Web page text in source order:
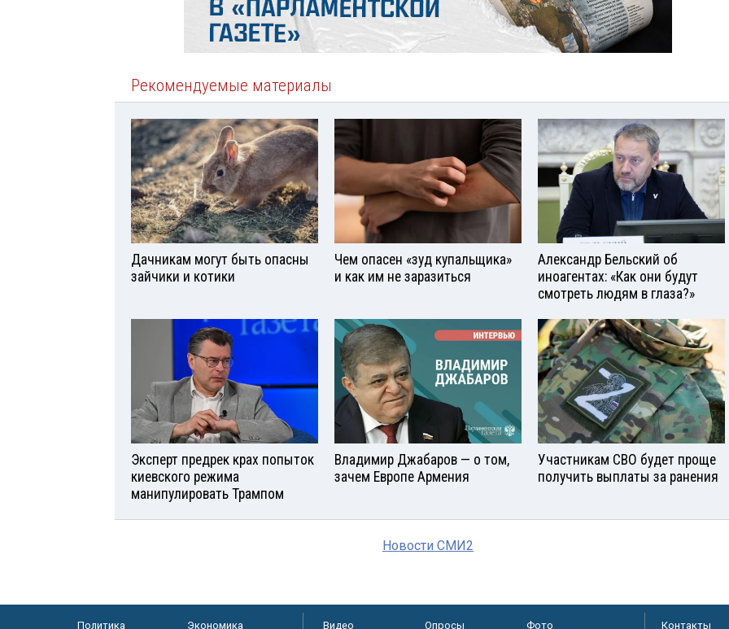
Рекомендуемые материалы
Дачникам могут быть опасны
зайчики и котики
Чем опасен «зуд купальщика»
и как им не заразиться
Александр Бельский об
иноагентах: «Как они будут
смотреть людям в глаза?»
Эксперт предрек крах попыток
киевского режима
манипулировать Трампом
Владимир Джабаров — о том,
зачем Европе Армения
Участникам СВО будет проще
получить выплаты за ранения
Новости СМИ2
Политика Экономика Видео Опросы Фото Контакты